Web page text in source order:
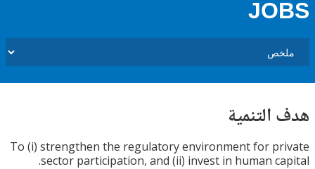
To (i) strengthen the regulatory environment for
sector participation, and (ii) invest in human